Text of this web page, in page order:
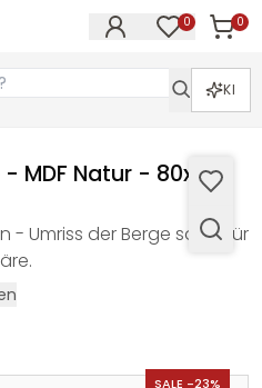
0 0
KI
- MDF Natur - 80x25
- Umriss der Berge sorgt für
SALE -23%